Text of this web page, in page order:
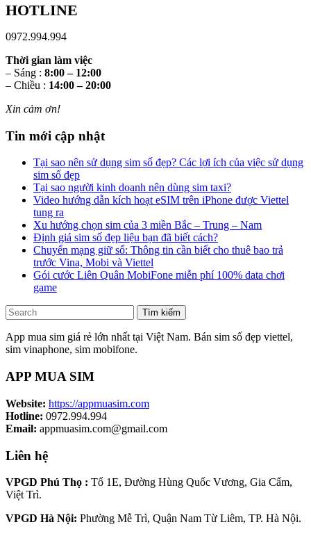
HOTLINE
0972.994.994
Thời gian làm việc
– Sáng : 8:00 – 12:00
– Chiều : 14:00 – 20:00
Xin cảm ơn!
Tin mới cập nhật
Tại sao nên sử dụng sim số đẹp? Các lợi ích của việc sử dụng
sim số đẹp
Tại sao người kinh doanh nên dùng sim taxi?
Video hướng dẫn kích hoạt eSIM trên iPhone được Viettel
tung ra
Xu hướng chọn sim của 3 miền Bắc – Trung – Nam
Định giá sim số đẹp liệu bạn đã biết cách?
Chuyển mạng giữ số: Thông tin cần biết cho thuê bao trả
trước Vina, Mobi và Viettel
Gói cước Liên Quân MobiFone miễn phí 100% data chơi
game
Tìm kiếm
App mua sim giá rẻ lớn nhất tại Việt Nam. Bán sim số đẹp viettel,
sim vinaphone, sim mobifone.
APP MUA SIM
Website: https://appmuasim.com
Hotline: 0972.994.994
Email: appmuasim.com@gmail.com
Liên hệ
VPGD Phú Thọ : Tổ 1E, Đường Hùng Quốc Vương, Gia Cẩm,
Việt Trì.
VPGD Hà Nội: Phường Mễ Trì, Quận Nam Từ Liêm, TP. Hà Nội.